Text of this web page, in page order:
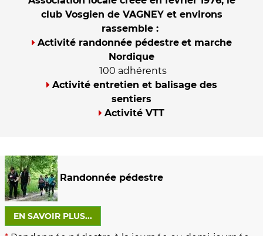
club Vosgien de VAGNEY et environs
rassemble :
Activité randonnée pédestre et marche
Nordique
100 adhérents
Activité entretien et balisage des
sentiers
Activité VTT
Randonnée pédestre
EN SAVOIR PLUS...